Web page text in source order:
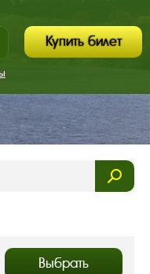
Купить билет
Выбрать